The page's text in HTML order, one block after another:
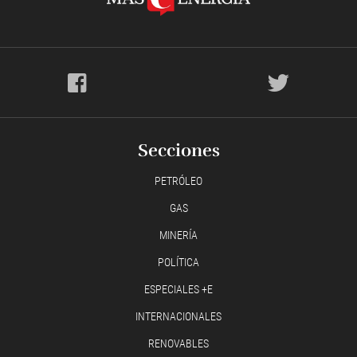
Secciones
PETRÓLEO
GAS
MINERÍA
POLÍTICA
ESPECIALES +E
INTERNACIONALES
RENOVABLES